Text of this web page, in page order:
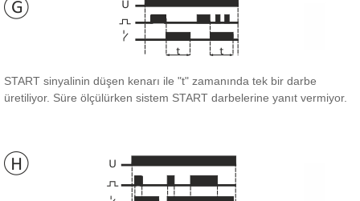
START sinyalinin düşen kenarı ile "t" zamanında tek bir darbe
üretiliyor. Süre ölçülürken sistem START darbelerine yanıt vermiyor.